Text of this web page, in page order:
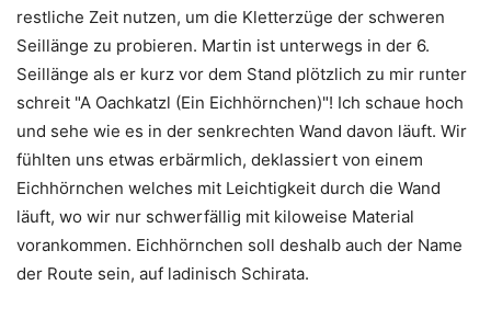
restliche Zeit nutzen, um die Kletterzüge der schweren
Seillänge zu probieren. Martin ist unterwegs in der 6.
Seillänge als er kurz vor dem Stand plötzlich zu mir runter
schreit "A Oachkatzl (Ein Eichhörnchen)"! Ich schaue hoch
und sehe wie es in der senkrechten Wand davon läuft. Wir
fühlten uns etwas erbärmlich, deklassiert von einem
Eichhörnchen welches mit Leichtigkeit durch die Wand
läuft, wo wir nur schwerfällig mit kiloweise Material
vorankommen. Eichhörnchen soll deshalb auch der Name
der Route sein, auf ladinisch Schirata.